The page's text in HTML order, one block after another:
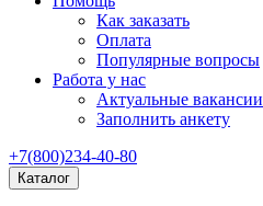
Как заказать
Оплата
Популярные вопросы
Работа у нас
Актуальные вакансии
Заполнить анкету
+7(800)234-40-80
Каталог